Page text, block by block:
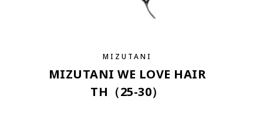
MIZUTANI
MIZUTANI WE LOVE HAIR
TH（25-30）